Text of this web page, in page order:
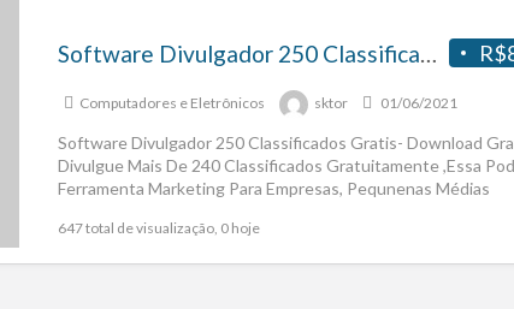
Software Divulgador 250 Classificados Gratis- Download Gratuito
Computadores e Eletrônicos sktor 01/06/2021
Software Divulgador 250 Classificados Gratis- Download
Divulgue Mais De 240 Classificados Gratuitamente ,Essa
Ferramenta Marketing Para Empresas, Pequnenas Médias
647 total de visualização, 0 hoje